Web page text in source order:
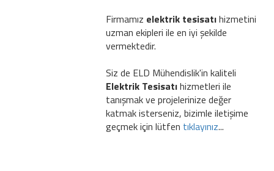
Firmamız elektrik tesisatıhizmetini
uzman ekipleri ile en iyi şekilde
vermektedir.
Siz de ELD Mühendislik'in kaliteli
Elektrik Tesisatıhizmetleri ile
tanışmak ve projelerinize değer
katmak isterseniz, bizimle iletişime
geçmek için lütfen tıklayınız...